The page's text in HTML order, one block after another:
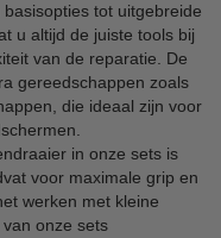
tot uitgebreide
u altijd de juiste tools bij
van de reparatie. De
gereedschappen zoals
die ideaal zijn voor
in onze sets is
voor maximale grip en
werken met kleine
onze sets